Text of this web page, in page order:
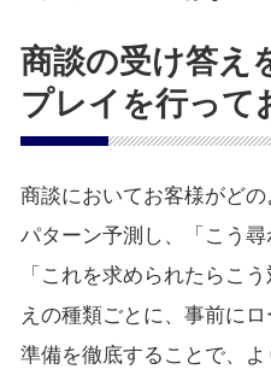
商談の受け答え
プレイを行って
商談においてお客様がど
パターン予測し、「こう尋
「これを求められたらこ
えの種類ごとに、事前に
準備を徹底することで、